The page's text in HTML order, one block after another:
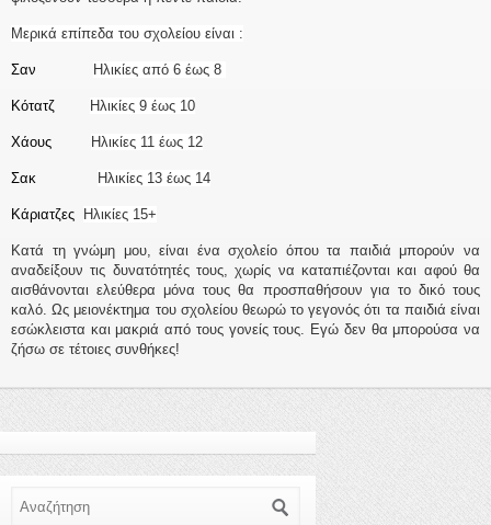
Μερικά επίπεδα του σχολείου είναι :
Σαν Ηλικίες από 6 έως 8
Κότατζ Ηλικίες 9 έως 10
Χάους Ηλικίες 11 έως 12
Σακ Ηλικίες 13 έως 14
Κάριατζες Ηλικίες 15+
Κατά τη γνώμη μου, είναι ένα σχολείο όπου τα παιδιά μπορούν να
αναδείξουν τις δυνατότητές τους, χωρίς να καταπιέζονται και αφού θα
αισθάνονται ελεύθερα μόνα τους θα προσπαθήσουν για το δικό τους
καλό. Ως μειονέκτημα του σχολείου θεωρώ το γεγονός ότι τα παιδιά είναι
εσώκλειστα και μακριά από τους γονείς τους. Εγώ δεν θα μπορούσα να
ζήσω σε τέτοιες συνθήκες!